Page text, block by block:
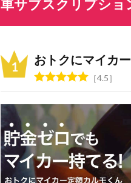
車サブスクリプショ
おトクにマイカ
4.5